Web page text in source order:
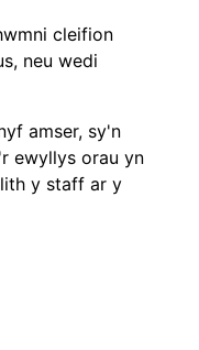
cleifion
neu wedi
amser, sy'n
ewyllys orau yn
y staff ar y